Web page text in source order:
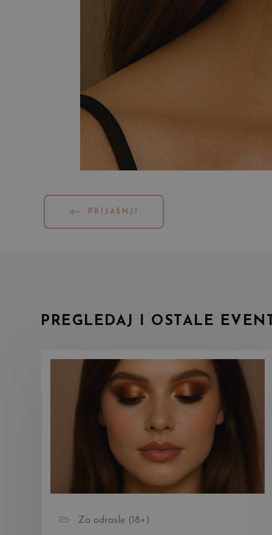
PRIJAŠNJI
PREGLEDAJ I OSTALE
Za odrasle (18+)